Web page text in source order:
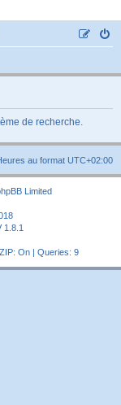
etc etc
de recherche.
au format UTC+02:00
Limited
1.8.1
On | Queries: 9